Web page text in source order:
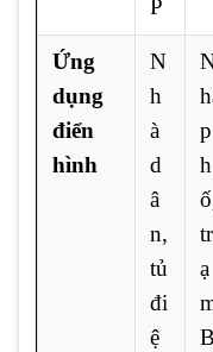
P
Ứng
dụng
điển
hình
N
h
à
d
â
n,
tủ
đi
ệ
p
h
tr
ạ
B